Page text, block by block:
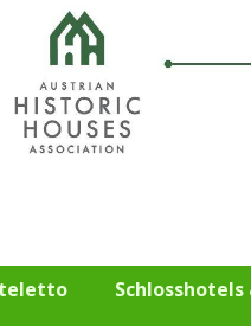
Mitgliedschaft
Vorstand
Landesdelegaten
Spendenbrief